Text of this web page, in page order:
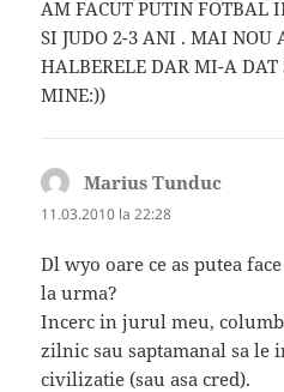
AM FACUT PUTIN FOTBAL
SI JUDO 2-3 ANI . MAI NOU
HALBERELE DAR MI-A DAT
MINE:))
Marius Tunduc
11.03.2010 la 22:28
Dl wyo oare ce as putea
la urma?
Incerc in jurul meu,
zilnic sau saptamanal sa le
civilizatie (sau asa cred).